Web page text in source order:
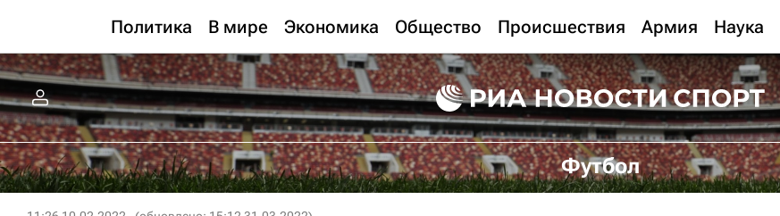
Политика В мире Экономика Общество Происшествия Армия Наука
Футбол